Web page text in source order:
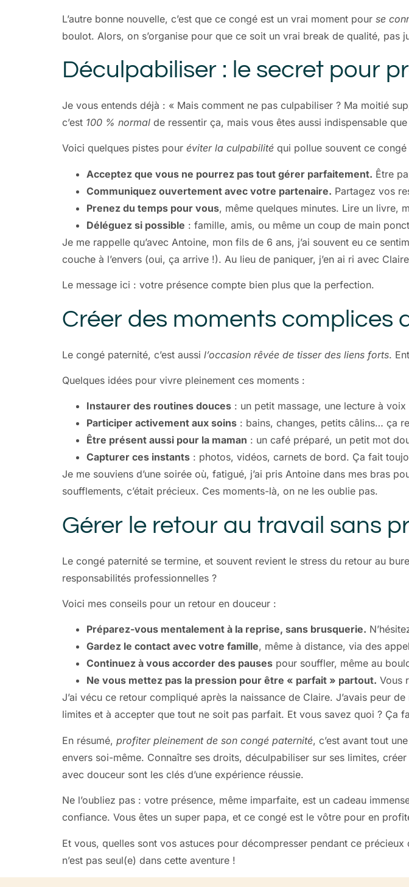
L’autre bonne nouvelle, c’est que ce congé est un vrai moment pour se
boulot. Alors, on s’organise pour que ce soit un vrai break de qualité, pas
Déculpabiliser : le secret pour
Je vous entends déjà : « Mais comment ne pas culpabiliser ? Ma moitié
c’est 100 % normal de ressentir ça, mais vous êtes aussi indispensable
Voici quelques pistes pour éviter la culpabilité qui pollue souvent ce congé
Acceptez que vous ne pourrez pas tout gérer parfaitement. Être
Communiquez ouvertement avec votre partenaire. Partagez vos
Prenez du temps pour vous, même quelques minutes. Lire un livre,
Déléguez si possible : famille, amis, ou même un coup de main
Je me rappelle qu’avec Antoine, mon fils de 6 ans, j’ai souvent eu ce
couche à l’envers (oui, ça arrive !). Au lieu de paniquer, j’en ai ri avec
Le message ici : votre présence compte bien plus que la perfection.
Créer des moments complices
Le congé paternité, c’est aussi l’occasion rêvée de tisser des liens forts.
Quelques idées pour vivre pleinement ces moments :
Instaurer des routines douces : un petit massage, une lecture à
Participer activement aux soins : bains, changes, petits câlins… ça
Être présent aussi pour la maman : un café préparé, un petit mot
Capturer ces instants : photos, vidéos, carnets de bord. Ça fait
Je me souviens d’une soirée où, fatigué, j’ai pris Antoine dans mes bras
soufflements, c’était précieux. Ces moments-là, on ne les oublie pas.
Gérer le retour au travail sans
Le congé paternité se termine, et souvent revient le stress du retour au
responsabilités professionnelles ?
Voici mes conseils pour un retour en douceur :
Préparez-vous mentalement à la reprise, sans brusquerie.
Gardez le contact avec votre famille, même à distance, via des
Continuez à vous accorder des pauses pour souffler, même au
Ne vous mettez pas la pression pour être « parfait » partout. Vous
J’ai vécu ce retour compliqué après la naissance de Claire. J’avais peur
limites et à accepter que tout ne soit pas parfait. Et vous savez quoi ? Ça
En résumé, profiter pleinement de son congé paternité, c’est avant tout
envers soi-même. Connaître ses droits, déculpabiliser sur ses limites,
avec douceur sont les clés d’une expérience réussie.
Ne l’oubliez pas : votre présence, même imparfaite, est un cadeau
confiance. Vous êtes un super papa, et ce congé est le vôtre pour en
Et vous, quelles sont vos astuces pour décompresser pendant ce
n’est pas seul(e) dans cette aventure !